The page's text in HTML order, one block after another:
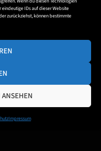
IDs auf dieser Website
zurückziehst, können bestimmte
Impressum
für
im August